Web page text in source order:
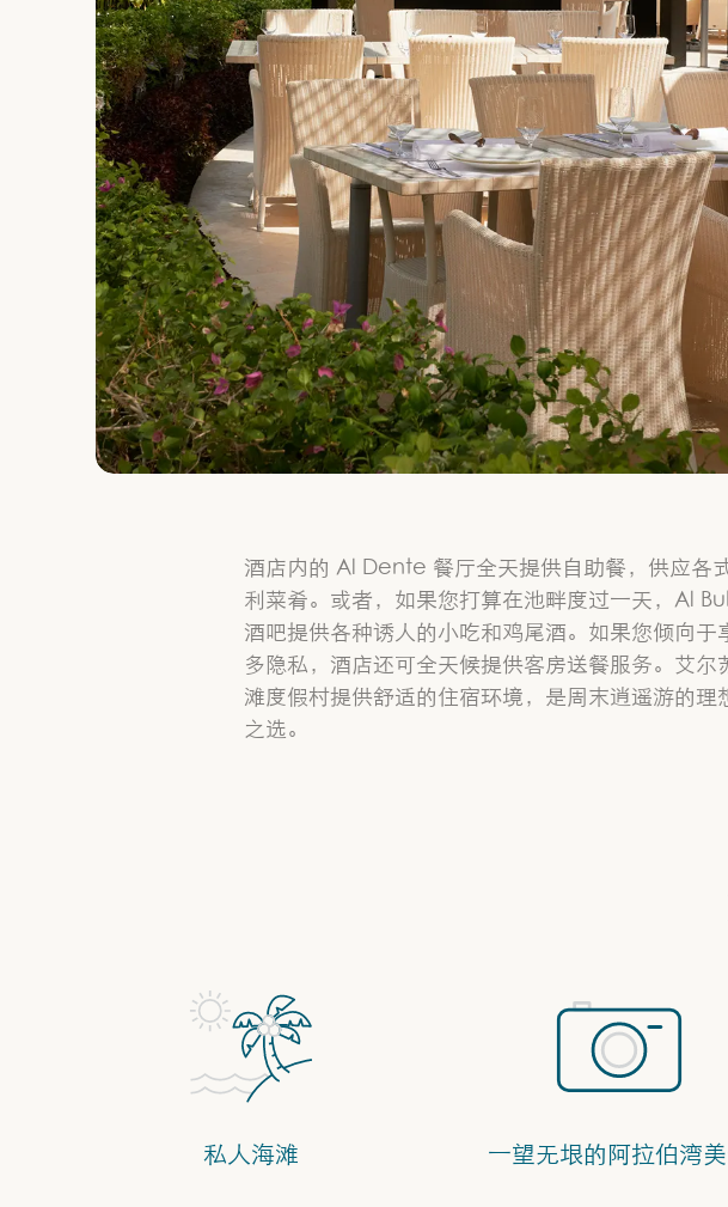
酒店内的 Al Dente 餐厅全天提供自助餐，供应各
利菜肴。或者，如果您打算在池畔度过一天，Al
酒吧提供各种诱人的小吃和鸡尾酒。如果您倾向于
多隐私，酒店还可全天候提供客房送餐服务。艾尔
滩度假村提供舒适的住宿环境，是周末逍遥游的理
之选。
私人海滩 一望无垠的阿拉伯湾